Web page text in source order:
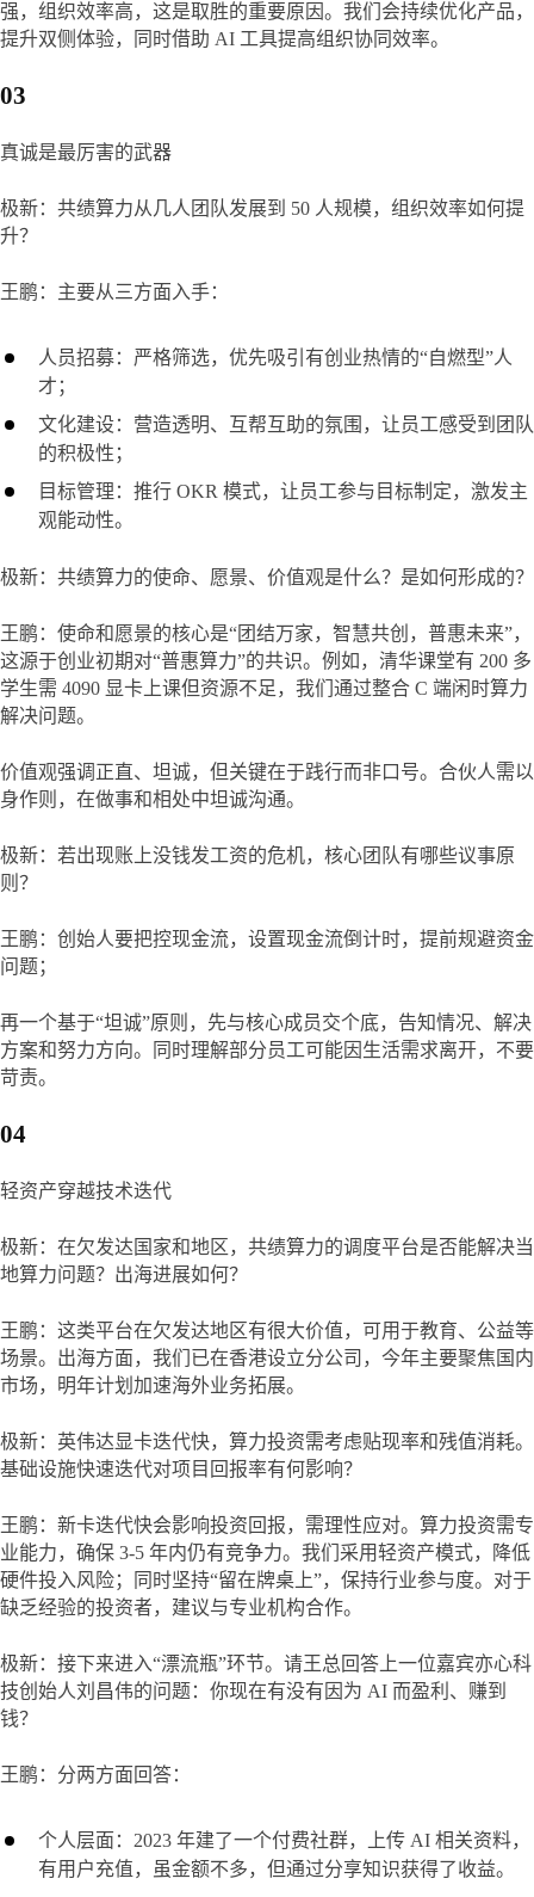
强，组织效率高，这是取胜的重要原因。我们会持续优化产品，
提升双侧体验，同时借助 AI 工具提高组织协同效率。
03
真诚是最厉害的武器
极新：共绩算力从几人团队发展到 50 人规模，组织效率如何提
升？
王鹏：主要从三方面入手：
人员招募：严格筛选，优先吸引有创业热情的“自燃型”人
才；
文化建设：营造透明、互帮互助的氛围，让员工感受到团队
的积极性；
目标管理：推行 OKR 模式，让员工参与目标制定，激发主
观能动性。
极新：共绩算力的使命、愿景、价值观是什么？是如何形成的？
王鹏：使命和愿景的核心是“团结万家，智慧共创，普惠未来”，
这源于创业初期对“普惠算力”的共识。例如，清华课堂有 200 多
学生需 4090 显卡上课但资源不足，我们通过整合 C 端闲时算力
解决问题。
价值观强调正直、坦诚，但关键在于践行而非口号。合伙人需以
身作则，在做事和相处中坦诚沟通。
极新：若出现账上没钱发工资的危机，核心团队有哪些议事原
则？
王鹏：创始人要把控现金流，设置现金流倒计时，提前规避资金
问题；
再一个基于“坦诚”原则，先与核心成员交个底，告知情况、解决
方案和努力方向。同时理解部分员工可能因生活需求离开，不要
苛责。
04
轻资产穿越技术迭代
极新：在欠发达国家和地区，共绩算力的调度平台是否能解决当
地算力问题？出海进展如何？
王鹏：这类平台在欠发达地区有很大价值，可用于教育、公益等
场景。出海方面，我们已在香港设立分公司，今年主要聚焦国内
市场，明年计划加速海外业务拓展。
极新：英伟达显卡迭代快，算力投资需考虑贴现率和残值消耗。
基础设施快速迭代对项目回报率有何影响？
王鹏：新卡迭代快会影响投资回报，需理性应对。算力投资需专
业能力，确保 3-5 年内仍有竞争力。我们采用轻资产模式，降低
硬件投入风险；同时坚持“留在牌桌上”，保持行业参与度。对于
缺乏经验的投资者，建议与专业机构合作。
极新：接下来进入“漂流瓶”环节。请王总回答上一位嘉宾亦心科
技创始人刘昌伟的问题：你现在有没有因为 AI 而盈利、赚到
钱？
王鹏：分两方面回答：
个人层面：2023 年建了一个付费社群，上传 AI 相关资料，
有用户充值，虽金额不多，但通过分享知识获得了收益。